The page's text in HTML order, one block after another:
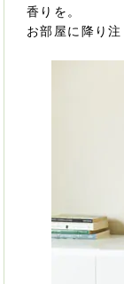
香りを。
お部屋に降り